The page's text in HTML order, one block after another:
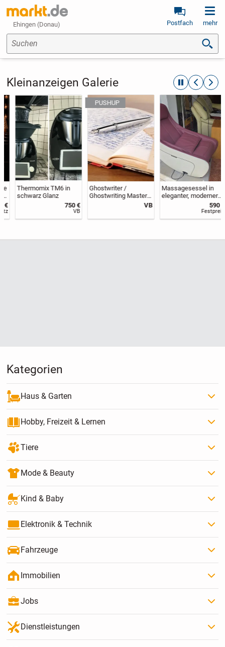
Ehingen (Donau) Postfach mehr
Suchen
Kleinanzeigen Galerie automatische
Thermomix TM6 in
schwarz Glanz
750 €
Ghostwriter /
Ghostwriting Master
VB
Massagesessel in
eleganter, moderner
Serienrippenbruch für
590 €
Festpreis
Kategorien
Haus & Garten
Hobby, Freizeit & Lernen
Tiere
Mode & Beauty
Kind & Baby
Elektronik & Technik
Fahrzeuge
Immobilien
Jobs
Dienstleistungen